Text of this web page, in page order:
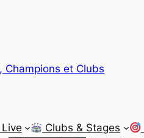
Champions et Clubs
Clubs & Stages